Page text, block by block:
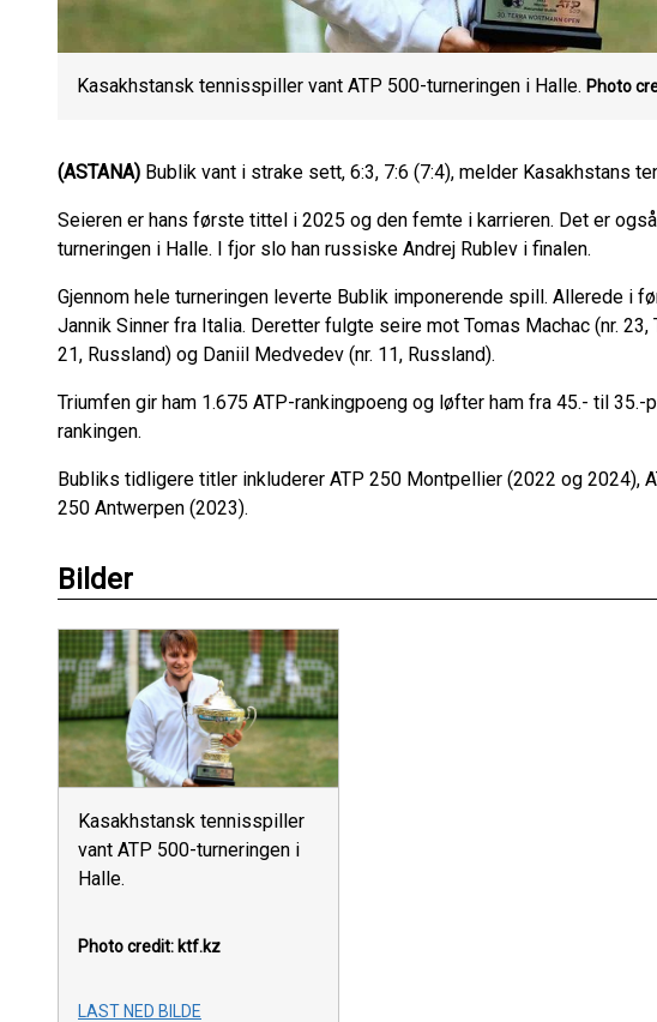
Kasakhstansk tennisspiller vant ATP 500-turneringen i Halle. Photo
(ASTANA) Bublik vant i strake sett, 6:3, 7:6 (7:4), melder Kasakhstans
Seieren er hans første tittel i 2025 og den femte i karrieren. Det er
turneringen i Halle. I fjor slo han russiske Andrej Rublev i finalen.
Gjennom hele turneringen leverte Bublik imponerende spill. Allerede i
Jannik Sinner fra Italia. Deretter fulgte seire mot Tomas Machac (nr. 23,
21, Russland) og Daniil Medvedev (nr. 11, Russland).
Triumfen gir ham 1.675 ATP-rankingpoeng og løfter ham fra 45.- til
rankingen.
Bubliks tidligere titler inkluderer ATP 250 Montpellier (2022 og 2024),
250 Antwerpen (2023).
Bilder
Kasakhstansk tennisspiller
vant ATP 500-turneringen i
Halle.
Photo credit: ktf.kz
LAST NED BILDE